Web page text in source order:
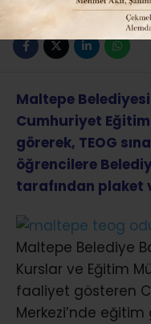
Maltepe
Cumhuriyet
görerek, TEOG
öğrencilere
tarafından plaket
Maltepe Belediye
Kurslar ve Eğitim
faaliyet gösteren
Merkezi’nde